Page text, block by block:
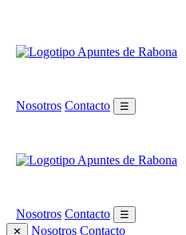
Nosotros Contacto ☰
Nosotros Contacto
☰
✕
Nosotros Contacto